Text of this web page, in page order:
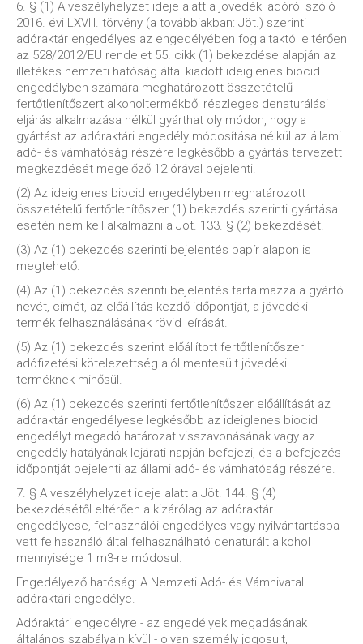
6. § (1) A veszélyhelyzet ideje alatt a jövedéki adóról szóló
2016. évi LXVIII. törvény (a továbbiakban: Jöt.) szerinti
adóraktár engedélyes az engedélyében foglaltaktól eltérően
az 528/2012/EU rendelet 55. cikk (1) bekezdése alapján az
illetékes nemzeti hatóság által kiadott ideiglenes biocid
engedélyben számára meghatározott összetételű
fertőtlenítőszert alkoholtermékből részleges denaturálási
eljárás alkalmazása nélkül gyárthat oly módon, hogy a
gyártást az adóraktári engedély módosítása nélkül az állami
adó- és vámhatóság részére legkésőbb a gyártás tervezett
megkezdését megelőző 12 órával bejelenti.
(2) Az ideiglenes biocid engedélyben meghatározott
összetételű fertőtlenítőszer (1) bekezdés szerinti gyártása
esetén nem kell alkalmazni a Jöt. 133. § (2) bekezdését.
(3) Az (1) bekezdés szerinti bejelentés papír alapon is
megtehető.
(4) Az (1) bekezdés szerinti bejelentés tartalmazza a gyártó
nevét, címét, az előállítás kezdő időpontját, a jövedéki
termék felhasználásának rövid leírását.
(5) Az (1) bekezdés szerint előállított fertőtlenítőszer
adófizetési kötelezettség alól mentesült jövedéki
terméknek minősül.
(6) Az (1) bekezdés szerinti fertőtlenítőszer előállítását az
adóraktár engedélyese legkésőbb az ideiglenes biocid
engedélyt megadó határozat visszavonásának vagy az
engedély hatályának lejárati napján befejezi, és a befejezés
időpontját bejelenti az állami adó- és vámhatóság részére.
7. § A veszélyhelyzet ideje alatt a Jöt. 144. § (4)
bekezdésétől eltérően a kizárólag az adóraktár
engedélyese, felhasználói engedélyes vagy nyilvántartásba
vett felhasználó által felhasználható denaturált alkohol
mennyisége 1 m3-re módosul.
Engedélyező hatóság: A Nemzeti Adó- és Vámhivatal
adóraktári engedélye.
Adóraktári engedélyre - az engedélyek megadásának
általános szabályain kívül - olyan személy jogosult,